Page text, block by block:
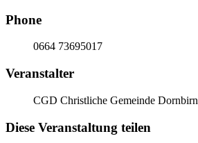
Phone
0664 73695017
Veranstalter
CGD Christliche Gemeinde Dornbirn
Diese Veranstaltung teilen